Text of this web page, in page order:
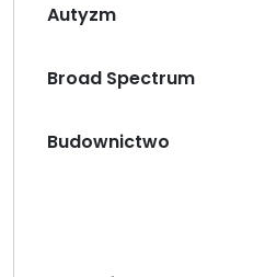
Autyzm
Broad Spectrum
Budownictwo